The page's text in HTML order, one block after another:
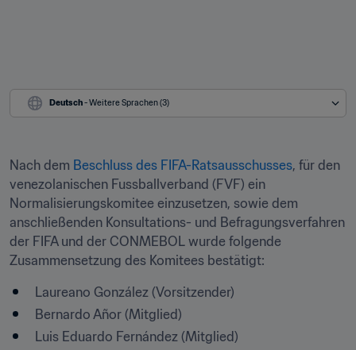
Deutsch - Weitere Sprachen (3)
Nach dem Beschluss des FIFA-Ratsausschusses, für den
venezolanischen Fussballverband (FVF) ein
Normalisierungskomitee einzusetzen, sowie dem
anschließenden Konsultations- und Befragungsverfahren
der FIFA und der CONMEBOL wurde folgende
Zusammensetzung des Komitees bestätigt:
Laureano González (Vorsitzender)
Bernardo Añor (Mitglied)
Luis Eduardo Fernández (Mitglied)